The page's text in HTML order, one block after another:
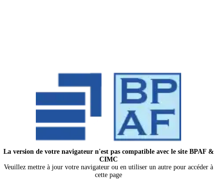
La version de votre navigateur n'est pas compatible avec le site BPAF &
CIMC
Veuillez mettre à jour votre navigateur ou en utiliser un autre pour accéder à
cette page